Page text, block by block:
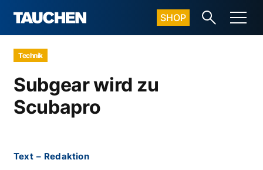
SHOP
Technik
Subgear wird zu
Scubapro
Text – Redaktion